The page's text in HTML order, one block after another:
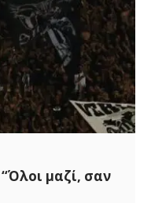
μαζί, σαν